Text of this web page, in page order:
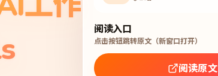
阅读入口
点击按钮跳转原文（新窗口打开）
阅读原文